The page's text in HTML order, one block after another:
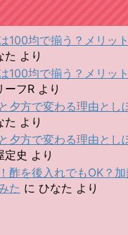
100均で揃う？メリッ
た より
100均で揃う？メリッ
ーフR より
夕方で変わる理由とし
た より
夕方で変わる理由とし
定史 より
酢を後入れでもOK？
た に ひなた より